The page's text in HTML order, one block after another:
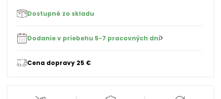
Dostupné zo skladu
Dodanie v priebehu 5-7 pracovných dní
Cena dopravy 25 €